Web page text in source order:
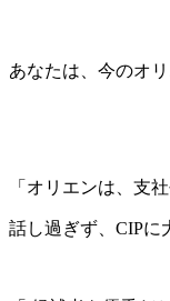
あなたは、今のオ
「オリエンは、支
話し過ぎず、CIPに